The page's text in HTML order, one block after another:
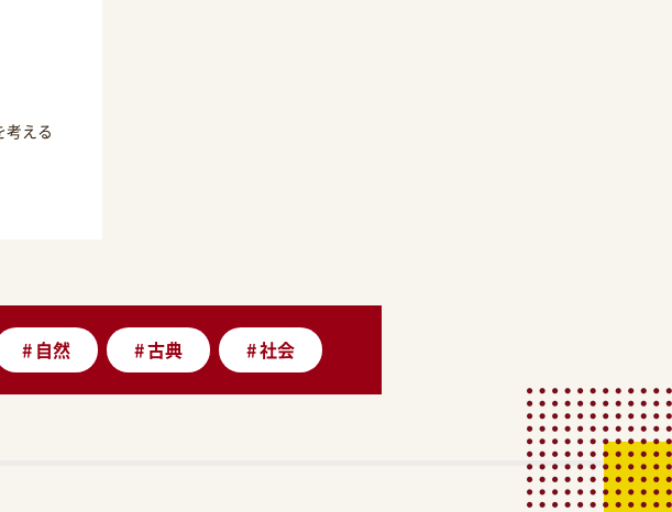
考える
# 自然 #古典 #社会